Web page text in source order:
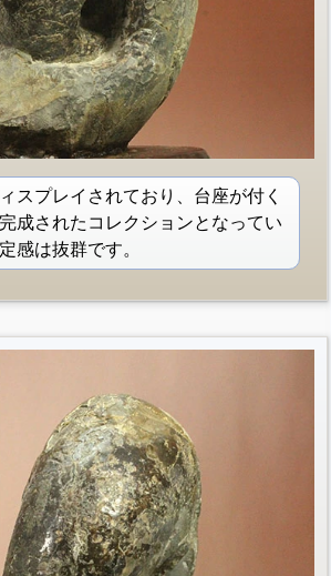
スプレイされており、台座が付く
成されたコレクションとなってい
感は抜群です。